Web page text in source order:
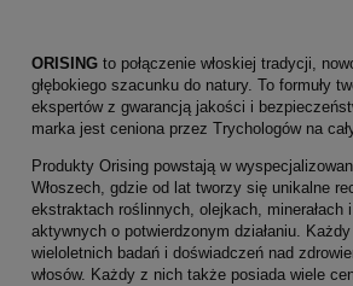
ORISING to połączenie włoskiej tradycji,
głębokiego szacunku do natury. To formuły
ekspertów z gwarancją jakości i
marka jest ceniona przez Trychologów na
Produkty Orising powstają w
Włoszech, gdzie od lat tworzy się unikalne
ekstraktach roślinnych, olejkach, minerałach
aktywnych o potwierdzonym działaniu.
wieloletnich badań i doświadczeń nad
włosów. Każdy z nich także posiada wiele